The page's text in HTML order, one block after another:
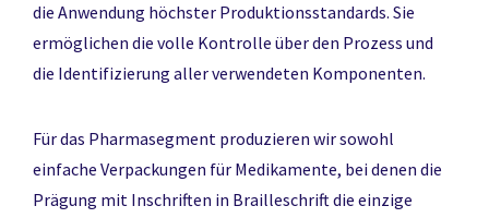
die Anwendung höchster Produktionsstandards. Sie
ermöglichen die volle Kontrolle über den Prozess und
die Identifizierung aller verwendeten Komponenten.
Für das Pharmasegment produzieren wir sowohl
einfache Verpackungen für Medikamente, bei denen die
Prägung mit Inschriften in Brailleschrift die einzige